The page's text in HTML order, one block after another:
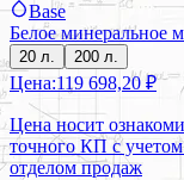
Base
Белое минеральное
20 л. 200 л.
Цена:119 698,20 ₽
Цена носит
точного КП с
отделом продаж